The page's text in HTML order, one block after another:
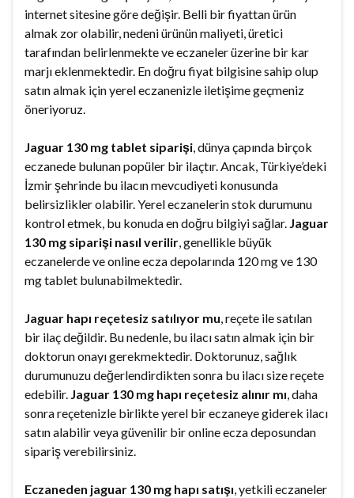
internet sitesine göre değişir. Belli bir fiyattan ürün
almak zor olabilir, nedeni ürünün maliyeti, üretici
tarafından belirlenmekte ve eczaneler üzerine bir kar
marjı eklenmektedir. En doğru fiyat bilgisine sahip olup
satın almak için yerel eczanenizle iletişime geçmeniz
öneriyoruz.
Jaguar 130 mg tablet siparişi, dünya çapında birçok
eczanede bulunan popüler bir ilaçtır. Ancak, Türkiye’deki
İzmir şehrinde bu ilacın mevcudiyeti konusunda
belirsizlikler olabilir. Yerel eczanelerin stok durumunu
kontrol etmek, bu konuda en doğru bilgiyi sağlar. Jaguar
130 mg siparişi nasıl verilir, genellikle büyük
eczanelerde ve online ecza depolarında 120 mg ve 130
mg tablet bulunabilmektedir.
Jaguar hapı reçetesiz satılıyor mu, reçete ile satılan
bir ilaç değildir. Bu nedenle, bu ilacı satın almak için bir
doktorun onayı gerekmektedir. Doktorunuz, sağlık
durumunuzu değerlendirdikten sonra bu ilacı size reçete
edebilir. Jaguar 130 mg hapı reçetesiz alınır mı, daha
sonra reçetenizle birlikte yerel bir eczaneye giderek ilacı
satın alabilir veya güvenilir bir online ecza deposundan
sipariş verebilirsiniz.
Eczaneden jaguar 130 mg hapı satışı, yetkili eczaneler